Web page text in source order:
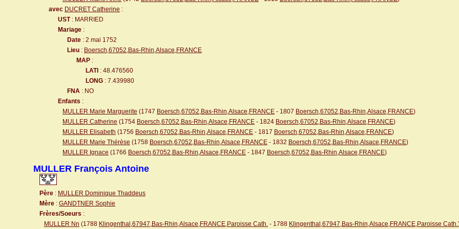
avec DUCRET Catherine :
UST: MARRIED
Mariage :
Date : 2 mai 1752
Lieu : Boersch,67052,Bas-Rhin,Alsace,FRANCE
MAP :
LATI : 48.476560
LONG : 7.439980
FNA : NO
Enfants :
MULLER Marie Marguerite (1747 Boersch,67052,Bas-Rhin,Alsace,FRANCE - 1807 Boersch,67052,Bas-Rhin,Alsace,FRANCE)
MULLER Catherine (1754 Boersch,67052,Bas-Rhin,Alsace,FRANCE - 1824 Boersch,67052,Bas-Rhin,Alsace,FRANCE)
MULLER Elisabeth (1756 Boersch,67052,Bas-Rhin,Alsace,FRANCE - 1817 Boersch,67052,Bas-Rhin,Alsace,FRANCE)
MULLER Marie Thérèse (1758 Boersch,67052,Bas-Rhin,Alsace,FRANCE - 1832 Boersch,67052,Bas-Rhin,Alsace,FRANCE)
MULLER Ignace (1766 Boersch,67052,Bas-Rhin,Alsace,FRANCE - 1847 Boersch,67052,Bas-Rhin,Alsace,FRANCE)
MULLER François Antoine
Père : MULLER Dominique Thaddeus
Mère : GANDTNER Sophie
Frères/Soeurs :
MULLER Nn (1788 Klingenthal,67947,Bas-Rhin,Alsace,FRANCE,Paroisse Cath. - 1788 Klingenthal,67947,Bas-Rhin,Alsace,FRANCE,Paroisse Cath.